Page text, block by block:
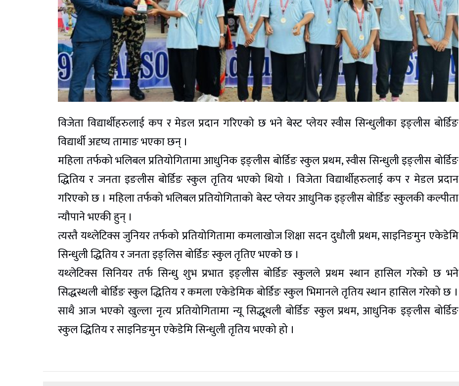
विजेता विद्यार्थीहरुलाई कप र मेडल प्रदान गरिएको छ भने बेस्ट प्लेयर स्वीस सिन्धुलीका इङ्लीस बोर्डिङ
विद्यार्थी अदृष्य तामाङ भएका छन् ।
महिला तर्फको भलिबल प्रतियोगितामा आधुनिक इङ्लीस बोर्डिङ स्कुल प्रथम, स्वीस सिन्धुली इङ्लीस बोर्डिङ
द्धितिय र जनता इङलीस बोर्डिङ स्कुल तृतिय भएको थियो । विजेता विद्यार्थीहरुलाई कप र मेडल प्रदान
गरिएको छ । महिला तर्फको भलिबल प्रतियोगिताको बेस्ट प्लेयर आधुनिक इङ्लीस बोर्डिङ स्कुलकी कल्पीता
न्यौपाने भएकी हुन् ।
त्यस्तै यथ्लेटिक्स जुनियर तर्फको प्रतियोगितामा कमलाखोज शिक्षा सदन दुधौली प्रथम, साइनिङमुन एकेडेमि
सिन्धुली द्धितिय र जनता इङ्लिस बोर्डिङ स्कुल तृतिए भएको छ ।
यथ्लेटिक्स सिनियर तर्फ सिन्धु शुभ प्रभात इङ्लीस बोर्डिङ स्कुलले प्रथम स्थान हासिल गरेको छ भने
सिद्धस्थली बोर्डिङ स्कुल द्धितिय र कमला एकेडेमिक बोर्डिङ स्कुल भिमानले तृतिय स्थान हासिल गरेको छ ।
साथै आज भएको खुल्ला नृत्य प्रतियोगितामा न्यू सिद्धूथली बोर्डिङ स्कुल प्रथम, आधुनिक इङ्लीस बोर्डिङ
स्कुल द्धितिय र साइनिङमुन एकेडेमि सिन्धुली तृतिय भएको हो ।